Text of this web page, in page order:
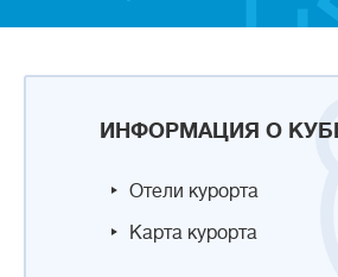
ИНФОРМАЦИЯ О
Отели курорта
Карта курорта